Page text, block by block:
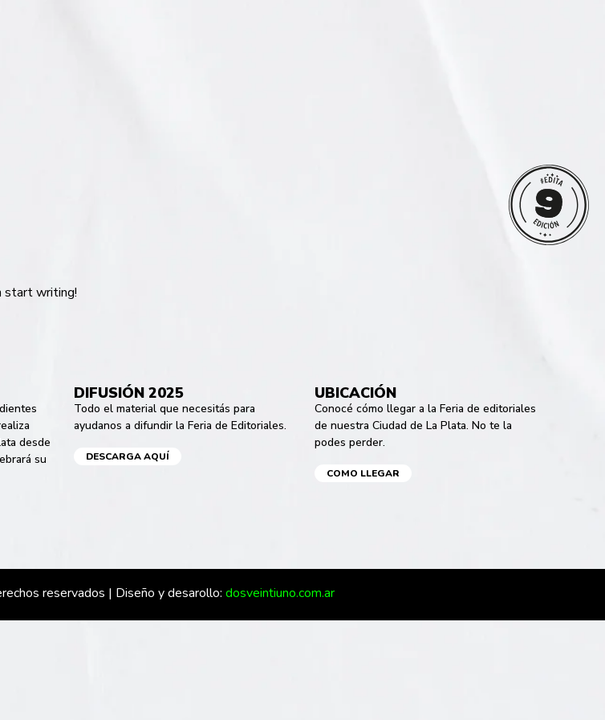
start writing!
desde
su
DIFUSIÓN 2025
Todo el material que necesitás para
ayudanos a difundir la Feria de Editoriales.
DESCARGA AQUÍ
UBICACIÓN
Conocé cómo llegar a la Feria de editoriales
de nuestra Ciudad de La Plata. No te la
podes perder.
COMO LLEGAR
reservados | Diseño y desarollo: dosveintiuno.com.ar